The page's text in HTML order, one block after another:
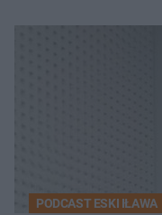
PODCAST ESKI IŁAWA